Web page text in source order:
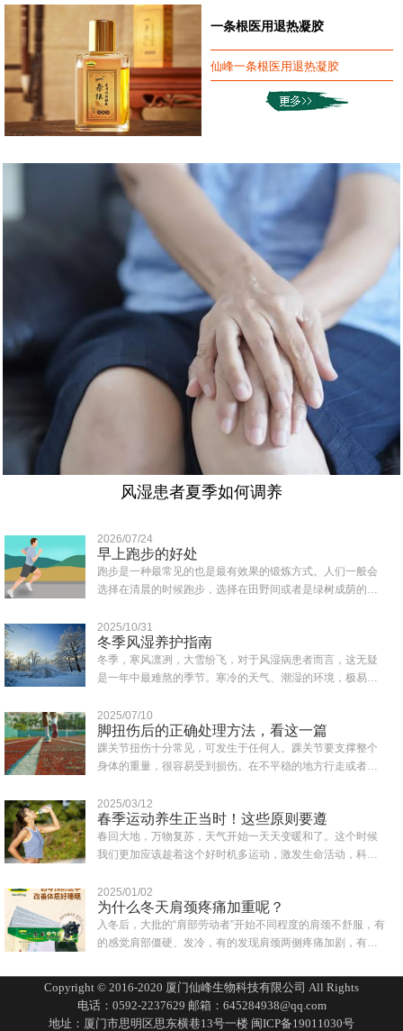
一条根医用退热凝胶
仙峰一条根医用退热凝胶
风湿患者夏季如何调养
2026/07/24
早上跑步的好处
跑步是一种最常见的也是最有效果的锻炼方式。人们一般会
选择在清晨的时候跑步，选择在田野间或者是绿树成荫的地
2025/10/31
冬季风湿养护指南
冬季，寒风凛冽，大雪纷飞，对于风湿病患者而言，这无疑
是一年中最难熬的季节。寒冷的天气、潮湿的环境，极易诱
2025/07/10
脚扭伤后的正确处理方法，看这一篇
踝关节扭伤十分常见，可发生于任何人。踝关节要支撑整个
身体的重量，很容易受到损伤。在不平稳的地方行走或者鞋
2025/03/12
春季运动养生正当时！这些原则要遵
春回大地，万物复苏，天气开始一天天变暖和了。这个时候
我们更加应该趁着这个好时机多运动，激发生命活动，科学
2025/01/02
为什么冬天肩颈疼痛加重呢？
入冬后，大批的“肩部劳动者”开始不同程度的肩颈不舒服，有
的感觉肩部僵硬、发冷，有的发现肩颈两侧疼痛加剧，有的
Copyright © 2016-2020 厦门仙峰生物科技有限公司 All Rights
电话：0592-2237629 邮箱：645284938@qq.com
地址：厦门市思明区思东横巷13号一楼 闽ICP备19011030号